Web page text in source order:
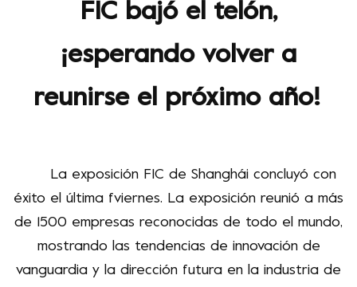
FIC bajó el telón,
¡esperando volver a
reunirse el próximo año!
La exposición FIC de Shanghái concluyó con
éxito el última fviernes. La exposición reunió a más
de 1500 empresas reconocidas de todo el mundo,
mostrando las tendencias de innovación de
vanguardia y la dirección futura en la industria de